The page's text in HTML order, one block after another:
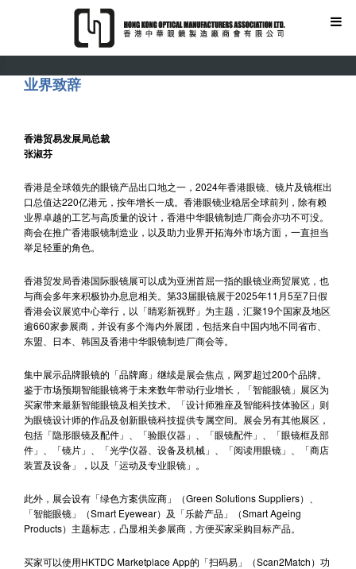
业界致辞
香港贸易发展局总裁
张淑芬
香港是全球领先的眼镜产品出口地之一，2024年香港眼镜、镜片及镜框出
口总值达220亿港元，按年增长一成。香港眼镜业稳居全球前列，除有赖
业界卓越的工艺与高质量的设计，香港中华眼镜制造厂商会亦功不可没。
商会在推广香港眼镜制造业，以及助力业界开拓海外市场方面，一直担当
举足轻重的角色。
香港贸发局香港国际眼镜展可以成为亚洲首屈一指的眼镜业商贸展览，也
与商会多年来积极协办息息相关。第33届眼镜展于2025年11月5至7日假
香港会议展览中心举行，以「睛彩新视野」为主题，汇聚19个国家及地区
逾660家参展商，并设有多个海内外展团，包括来自中国内地不同省市、
东盟、日本、韩国及香港中华眼镜制造厂商会等。
集中展示品牌眼镜的「品牌廊」继续是展会焦点，网罗超过200个品牌。
鉴于市场预期智能眼镜将于未来数年带动行业增长，「智能眼镜」展区为
买家带来最新智能眼镜及相关技术。「设计师雅座及智能科技体验区」则
为眼镜设计师的作品及创新眼镜科技提供专属空间。展会另有其他展区，
包括「隐形眼镜及配件」、「验眼仪器」、「眼镜配件」、「眼镜框及部
件」、「镜片」、「光学仪器、设备及机械」、「阅读用眼镜」、「商店
装置及设备」，以及「运动及专业眼镜」。
此外，展会设有「绿色方案供应商」（Green Solutions Suppliers）、
「智能眼镜」（Smart Eyewear）及「乐龄产品」（Smart Ageing
Products）主题标志，凸显相关参展商，方便买家采购目标产品。
买家可以使用HKTDC Marketplace App的「扫码易」（Scan2Match）功